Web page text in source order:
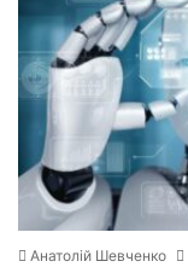
Анатолій Шевченко